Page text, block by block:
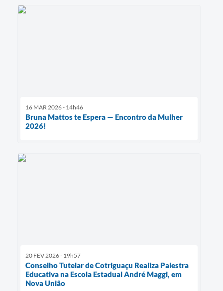
16 MAR 2026 - 14h46
Bruna Mattos te Espera — Encontro da Mulher
2026!
20 FEV 2026 - 19h57
Conselho Tutelar de Cotriguaçu Realiza Palestra
Educativa na Escola Estadual André Maggi, em
Nova União